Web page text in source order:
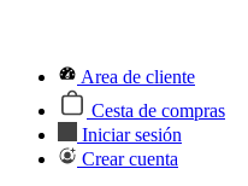
Area de cliente
Cesta de compras
Iniciar sesión
Crear cuenta